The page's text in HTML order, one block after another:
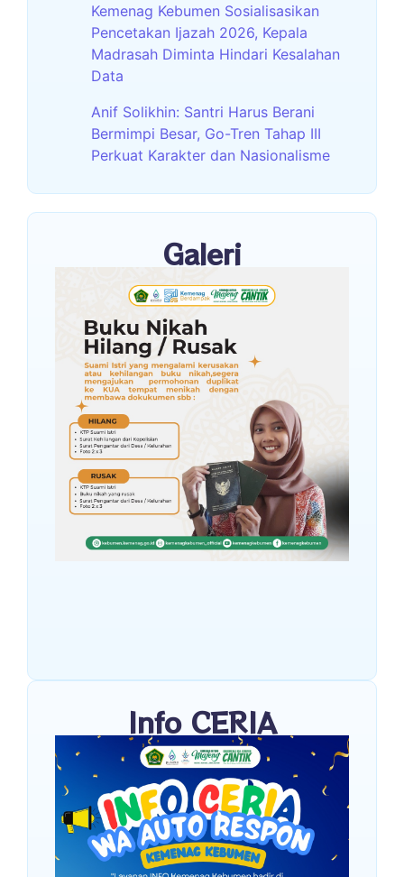
Kemenag Kebumen Sosialisasikan
Pencetakan Ijazah 2026, Kepala
Madrasah Diminta Hindari Kesalahan
Data
Anif Solikhin: Santri Harus Berani
Bermimpi Besar, Go-Tren Tahap III
Perkuat Karakter dan Nasionalisme
Galeri
Info CERIA